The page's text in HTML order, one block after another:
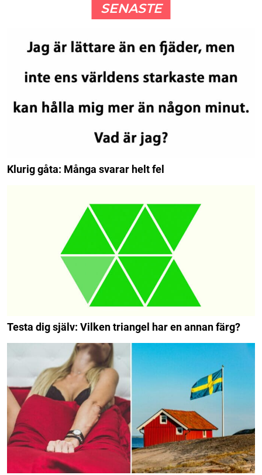
SENASTE
Klurig gåta: Många svarar helt fel
Testa dig själv: Vilken triangel har en annan färg?